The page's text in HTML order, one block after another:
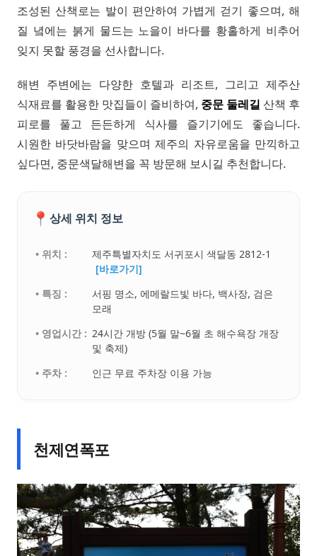
조성된 산책로는 발이 편안하여 가볍게 걷기 좋으며, 해
질 녘에는 붉게 물드는 노을이 바다를 황홀하게 비추어
잊지 못할 풍경을 선사합니다.
해변 주변에는 다양한 호텔과 리조트, 그리고 제주산
식재료를 활용한 맛집들이 즐비하여, 중문 둘레길 산책 후
피로를 풀고 든든하게 식사를 즐기기에도 좋습니다.
시원한 바닷바람을 맞으며 제주의 자유로움을 만끽하고
싶다면, 중문색달해변을 꼭 방문해 보시길 추천합니다.
📍 상세 위치 정보
• 위치 :
제주특별자치도 서귀포시 색달동 2812-1
[바로가기]
• 특징 :
서핑 명소, 에메랄드빛 바다, 백사장, 검은
모래
• 영업시간 : 24시간 개방 (5월 말~6월 초 해수욕장 개장
및 축제)
• 주차 :
인근 무료 주차장 이용 가능
천제연폭포